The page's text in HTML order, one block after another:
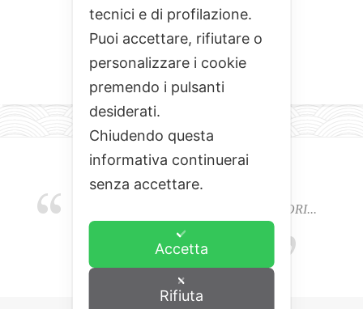
EMOZIONI, COLORI, ODORI E SAPORI...
L'ALCHIMIA DEL BUON CIBO
tecnici e di profilazione.
Puoi accettare, rifiutare o
personalizzare i cookie
premendo i pulsanti
desiderati.
Chiudendo questa
informativa continuerai
senza accettare.
Accetta
Rifiuta